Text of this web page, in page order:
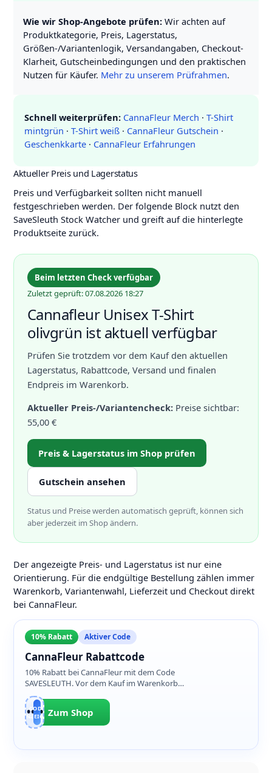
Wie wir Shop-Angebote prüfen:Wir achten auf
Produktkategorie, Preis, Lagerstatus,
Größen-/Variantenlogik, Versandangaben, Checkout-
Klarheit, Gutscheinbedingungen und den praktischen
Nutzen für Käufer. Mehr zu unserem Prüfrahmen.
Schnell weiterprüfen: CannaFleur Merch · T-Shirt
mintgrün · T-Shirt weiß· CannaFleur Gutschein ·
Geschenkkarte· CannaFleur Erfahrungen
Aktueller Preis und Lagerstatus
Preis und Verfügbarkeit sollten nicht manuell
festgeschrieben werden. Der folgende Block nutzt den
SaveSleuth Stock Watcher und greift auf die hinterlegte
Produktseite zurück.
Beim letzten Check verfügbar
Zuletzt geprüft: 07.08.2026 18:27
Cannafleur Unisex T-Shirt
olivgrün ist aktuell verfügbar
Prüfen Sie trotzdem vor dem Kauf den aktuellen
Lagerstatus, Rabattcode, Versand und finalen
Endpreis im Warenkorb.
Aktueller Preis-/Variantencheck:Preise sichtbar:
55,00 €
Preis & Lagerstatus im Shop prüfen
Gutschein ansehen
Status und Preise werden automatisch geprüft, können sich
aber jederzeit im Shop ändern.
Der angezeigte Preis- und Lagerstatus ist nur eine
Orientierung. Für die endgültige Bestellung zählen immer
Warenkorb, Variantenwahl, Lieferzeit und Checkout direkt
bei CannaFleur.
10% Rabatt Aktiver Code
CannaFleur Rabattcode
10% Rabatt bei CannaFleur mit dem Code
SAVESLEUTH. Vor dem Kauf im Warenkorb
prüfen, ob der Rabatt auf das T-Shirt angewendet
wird.
SAV•••••TH
CODE
ANZEIGENZum Shop